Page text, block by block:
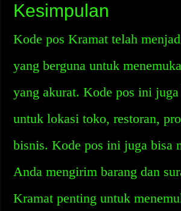
Kesimpulan
Kode pos Kramat telah
yang berguna untuk
yang akurat. Kode pos ini juga
untuk lokasi toko, restoran,
bisnis. Kode pos ini juga bisa
Anda mengirim barang dan
Kramat penting untuk